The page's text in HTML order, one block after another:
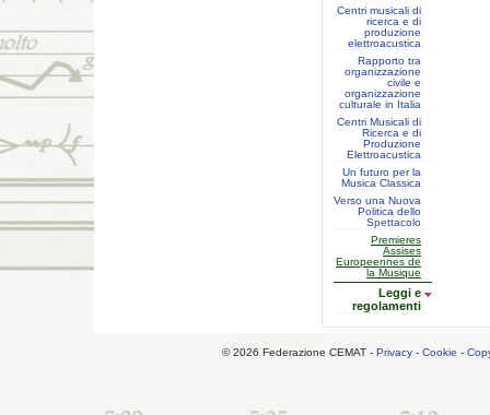
Centri musicali di
ricerca e di
produzione
elettroacustica
Rapporto tra
organizzazione
civile e
organizzazione
culturale in Italia
Centri Musicali di
Ricerca e di
Produzione
Elettroacustica
Un futuro per la
Musica Classica
Verso una Nuova
Politica dello
Spettacolo
Premieres
Assises
Europeennes de
la Musique
Leggi e
regolamenti
© 2026 Federazione CEMAT - Privacy - Cookie -